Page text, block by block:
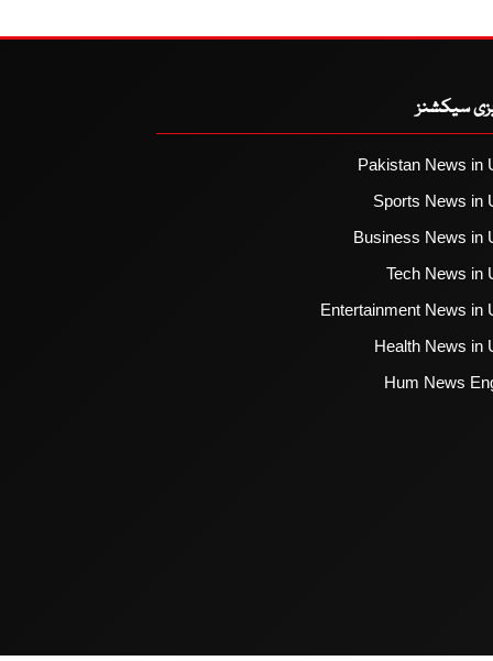
سیکشنز
Pakistan News in
Sports News in
Business News in
Tech News in
Entertainment News in
Health News in
Hum News